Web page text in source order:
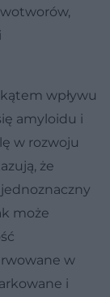
wpływu
amyloidu i
w rozwoju
że
może
w
i